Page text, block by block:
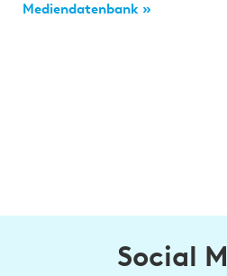
Mediendatenbank »
Social